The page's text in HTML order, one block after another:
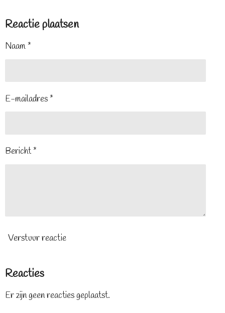
Reactie plaatsen
Naam *
E-mailadres *
Bericht *
Verstuur reactie
Reacties
Er zijn geen reacties geplaatst.